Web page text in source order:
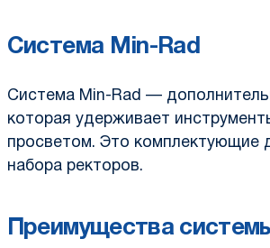
Система Min-Rad
Система Min-Rad —
которая удерживает
просветом. Это комплектующие
набора ректоров.
Преимущества